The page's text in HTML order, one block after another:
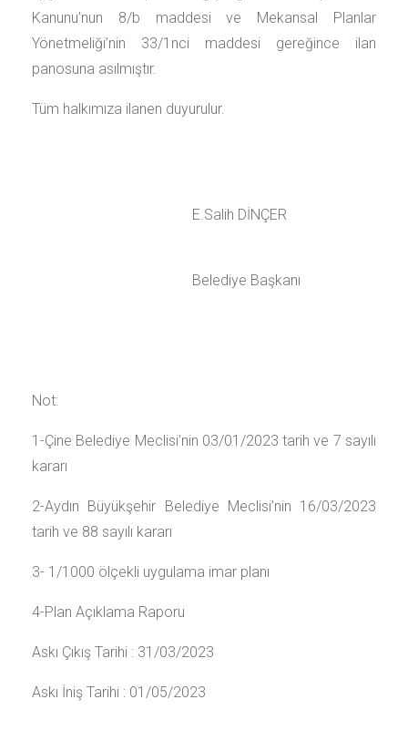
Kanunu’nun 8/b maddesi ve Mekansal Planlar
Yönetmeliği’nin 33/1nci maddesi gereğince ilan
panosuna asılmıştır.
Tüm halkımıza ilanen duyurulur.
E.Salih DİNÇER
Belediye Başkanı
Not:
1-Çine Belediye Meclisi’nin 03/01/2023 tarih ve 7 sayılı
kararı
2-Aydın Büyükşehir Belediye Meclisi’nin 16/03/2023
tarih ve 88 sayılı kararı
3- 1/1000 ölçekli uygulama imar planı
4-Plan Açıklama Raporu
Askı Çıkış Tarihi : 31/03/2023
Askı İniş Tarihi : 01/05/2023